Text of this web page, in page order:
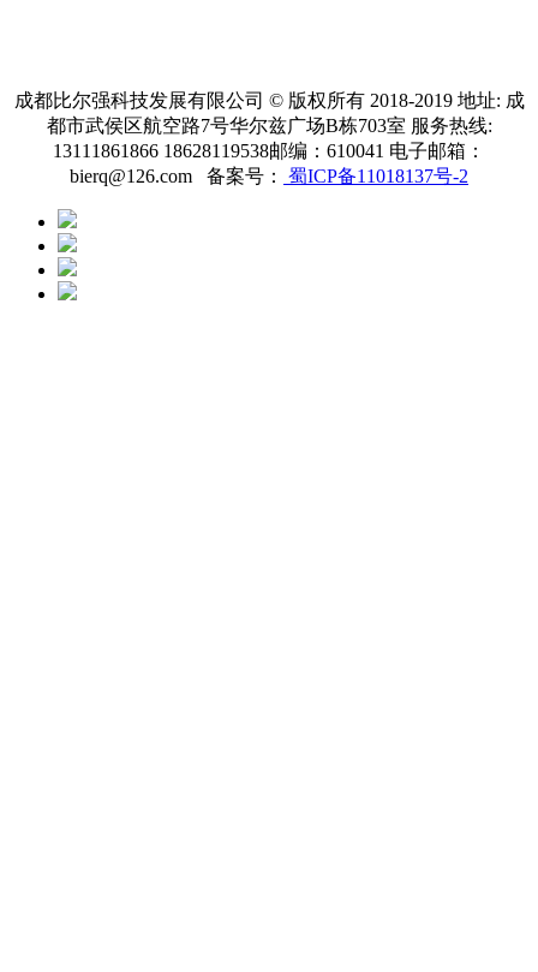
成都比尔强科技发展有限公司 © 版权所有 2018-2019 地址: 成
都市武侯区航空路7号华尔兹广场B栋703室 服务热线:
13111861866 18628119538邮编：610041 电子邮箱：
bierq@126.com 备案号：
蜀ICP备11018137号-2